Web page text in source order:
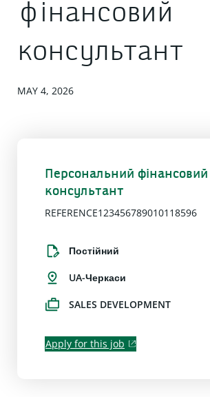
фінансовий
консультант
MAY 4, 2026
Персональний фінансовий
консультант
REFERENCE123456789010118596
Постійний
UA-Черкаси
SALES DEVELOPMENT
Apply for this job